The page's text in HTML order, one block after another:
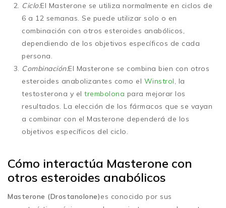
Ciclo:El Masterone se utiliza normalmente en ciclos de
6 a 12 semanas. Se puede utilizar solo o en
combinación con otros esteroides anabólicos,
dependiendo de los objetivos específicos de cada
persona.
Combinación:El Masterone se combina bien con otros
esteroides anabolizantes como el Winstrol , la
testosterona y el trembolona para mejorar los
resultados. La elección de los fármacos que se vayan
a combinar con el Masterone dependerá de los
objetivos específicos del ciclo.
Cómo interactúa Masterone con
otros esteroides anabólicos
Masterone (Drostanolone)es conocido por sus